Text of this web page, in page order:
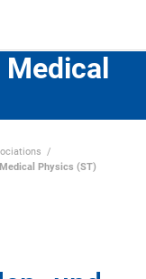
Medical
Physics (ST)